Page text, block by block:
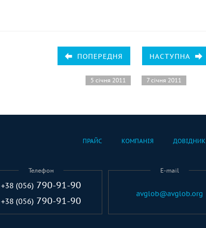
ПОПЕРЕДНЯ
5 січня 2011
НАСТУПНА
7 січня 2011
ПРАЙС КОМПАНІЯ ДОВІДНИК
Телефон
+38 (056) 790-91-90
+38 (056) 790-91-90
E-mail
avglob@avglob.org